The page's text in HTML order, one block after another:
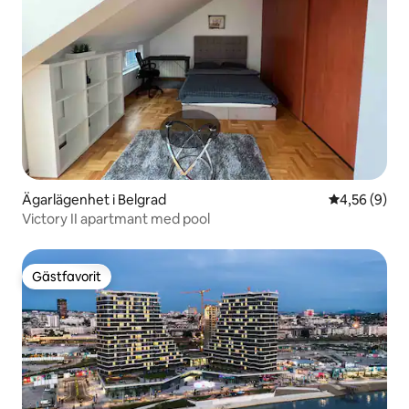
Ägarlägenhet i Belgrad 4,56 av 5 i
4,56 (9)
Victory II apartmant med pool
Gästfavorit
Gästfavorit